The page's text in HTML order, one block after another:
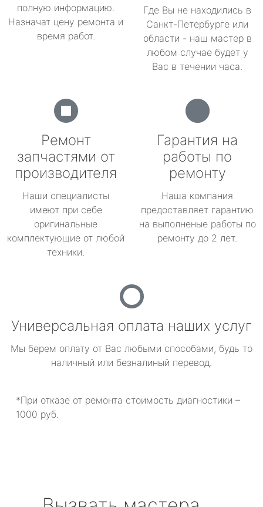
полную информацию.
Назначат цену ремонта и
время работ.
Где Вы не находились в
Санкт-Петербурге или
области - наш мастер в
любом случае будет у
Вас в течении часа.
Ремонт
запчастями от
производителя
Наши специалисты
имеют при себе
оригинальные
комплектующие от любой
техники.
Гарантия на
работы по
ремонту
Наша компания
предоставляет гарантию
на выполненые работы по
ремонту до 2 лет.
Универсальная оплата наших услуг
Мы берем оплату от Вас любыми способами, будь то
наличный или безналиный перевод.
*При отказе от ремонта стоимость диагностики –
1000 руб.